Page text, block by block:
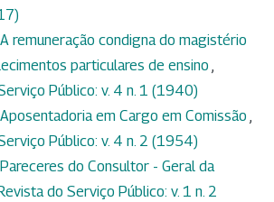
A remuneração condigna do magistério
particulares de ensino ,
Público: v. 4 n. 1 (1940)
Aposentadoria em Cargo em Comissão ,
Público: v. 4 n. 2 (1954)
Pareceres do Consultor - Geral da
do Serviço Público: v. 1 n. 2